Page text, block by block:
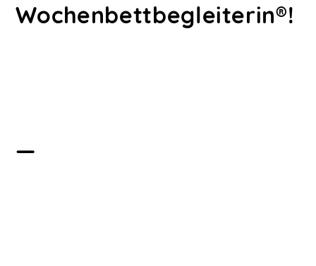
Wochenbettbegleiterin®!
—